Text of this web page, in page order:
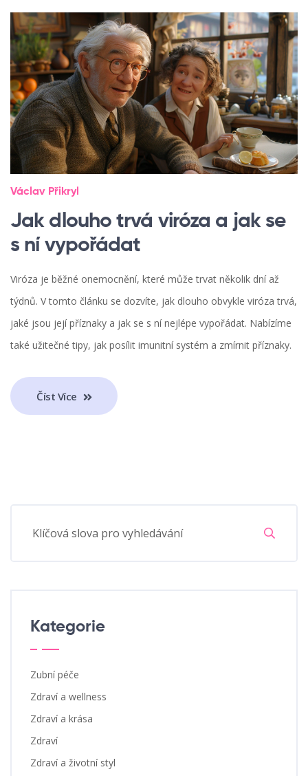
Václav Přikryl
Jak dlouho trvá viróza a jak se
s ní vypořádat
Viróza je běžné onemocnění, které může trvat několik dní až
týdnů. V tomto článku se dozvíte, jak dlouho obvykle viróza trvá,
jaké jsou její příznaky a jak se s ní nejlépe vypořádat. Nabízíme
také užitečné tipy, jak posílit imunitní systém a zmírnit příznaky.
Číst Více
Kategorie
Zubní péče
Zdraví a wellness
Zdraví a krása
Zdraví
Zdraví a životní styl